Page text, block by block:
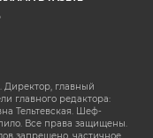
главный
главного редактора:
Тельтевская. Шеф-
Все права защищены.